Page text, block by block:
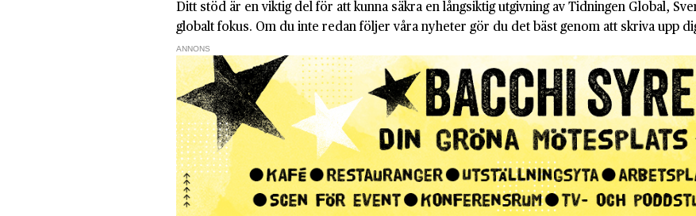
Ditt stöd är en viktig del för att kunna säkra en långsiktig utgivning av Tidningen Global,
globalt fokus. Om du inte redan följer våra nyheter gör du det bäst genom att skriva upp
ANNONS